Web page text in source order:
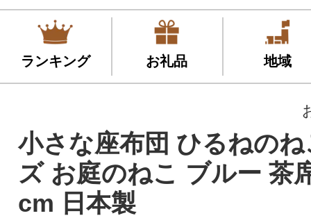
ランキング お礼品 地域
小さな座布団 ひるねの
ズ お庭のねこ ブルー 茶
cm 日本製